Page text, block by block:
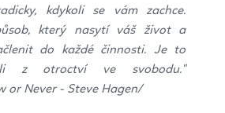
kdykoli se vám zachce.
který nasytí váš život a
do každé činnosti. Je to
z otroctví ve svobodu."
or Never - Steve Hagen/